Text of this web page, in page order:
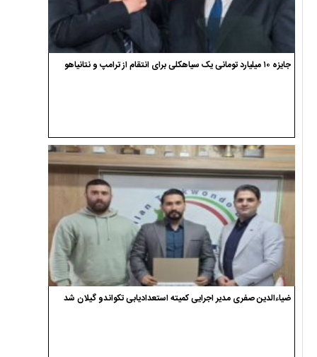
جایزه ۱۰ میلیارد تومانی یک سیاهکلی برای انتقام از ترامپ و نتانیاهو
ضیاءالدین صفری مدیر اجرایی کمیته استعدادیابی تکواندو گیلان شد